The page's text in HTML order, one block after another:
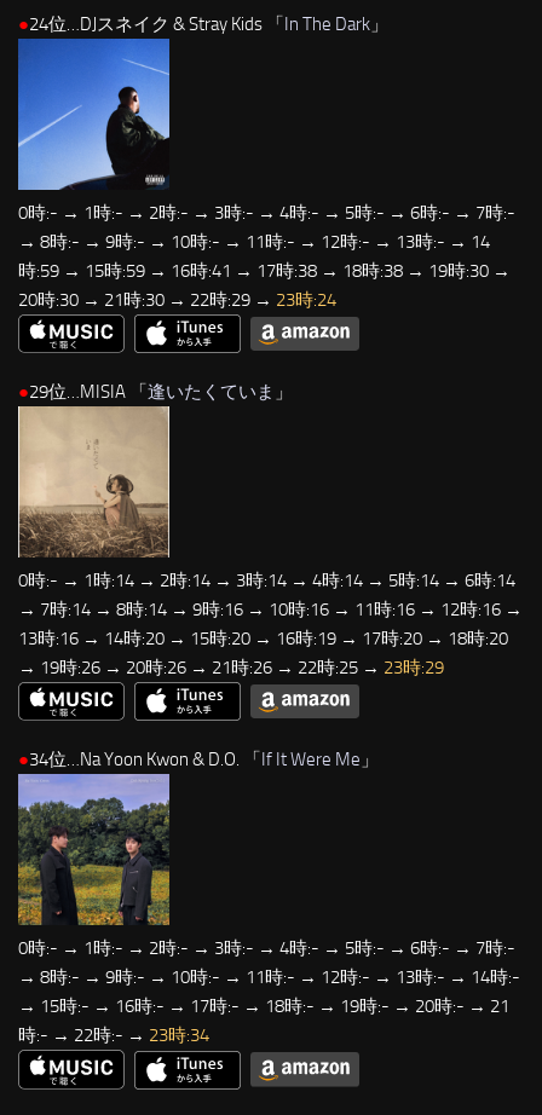
●24位…DJスネイク & Stray Kids 「In The Dark 」
0時:- → 1時:- → 2時:- → 3時:- → 4時:- → 5時:- → 6時:- → 7時:-
→ 8時:- → 9時:- → 10時:- → 11時:- → 12時:- → 13時:- → 14
時:59 → 15時:59 → 16時:41 → 17時:38 → 18時:38 → 19時:30 →
20時:30 → 21時:30 → 22時:29 → 23時:24
●29位…MISIA 「逢いたくていま 」
0時:- → 1時:14 → 2時:14 → 3時:14 → 4時:14 → 5時:14 → 6時:14
→ 7時:14 → 8時:14 → 9時:16 → 10時:16 → 11時:16 → 12時:16 →
13時:16 → 14時:20 → 15時:20 → 16時:19 → 17時:20 → 18時:20
→ 19時:26 → 20時:26 → 21時:26 → 22時:25 → 23時:29
●34位…Na Yoon Kwon & D.O. 「 If It Were Me 」
0時:- → 1時:- → 2時:- → 3時:- → 4時:- → 5時:- → 6時:- → 7時:-
→ 8時:- → 9時:- → 10時:- → 11時:- → 12時:- → 13時:- → 14時:-
→ 15時:- → 16時:- → 17時:- → 18時:- → 19時:- → 20時:- → 21
時:- → 22時:- → 23時:34